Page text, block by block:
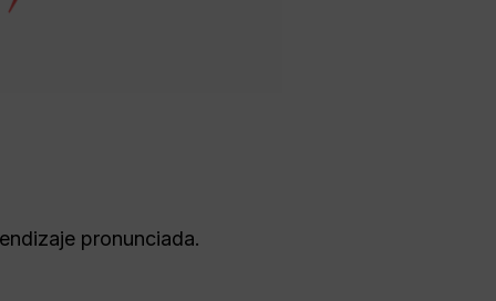
pronunciada.